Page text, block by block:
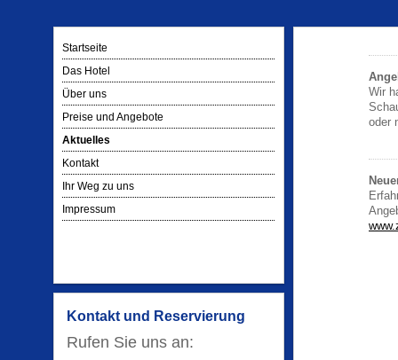
Startseite
Das Hotel
Über uns
Preise und Angebote
Aktuelles
Kontakt
Ihr Weg zu uns
Impressum
Kontakt und Reservierung
Rufen Sie uns an:
Wir
oder